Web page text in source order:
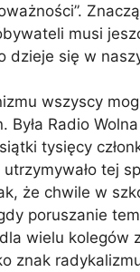
musi
dzieje się w
wszyscy
Była Radio
tysięcy
tej
że chwile w
poruszanie
wielu kolegów
znak